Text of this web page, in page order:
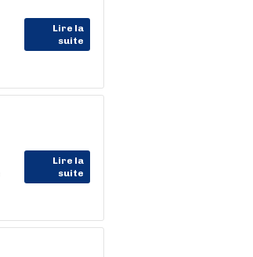
Lire la
suite
Lire la
suite